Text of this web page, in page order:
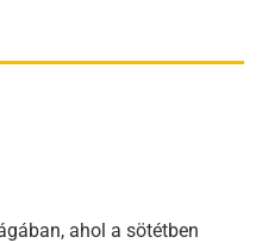
ahol a sötétben